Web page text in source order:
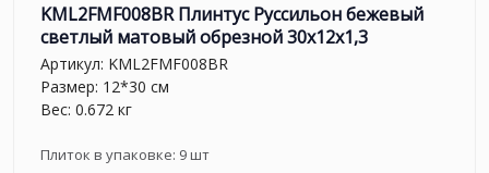
KML2FMF008BR Плинтус Руссильон бежевый
светлый матовый обрезной 30x12x1,3
Артикул: KML2FMF008BR
Размер: 12*30 см
Вес: 0.672 кг
Плиток в упаковке: 9шт